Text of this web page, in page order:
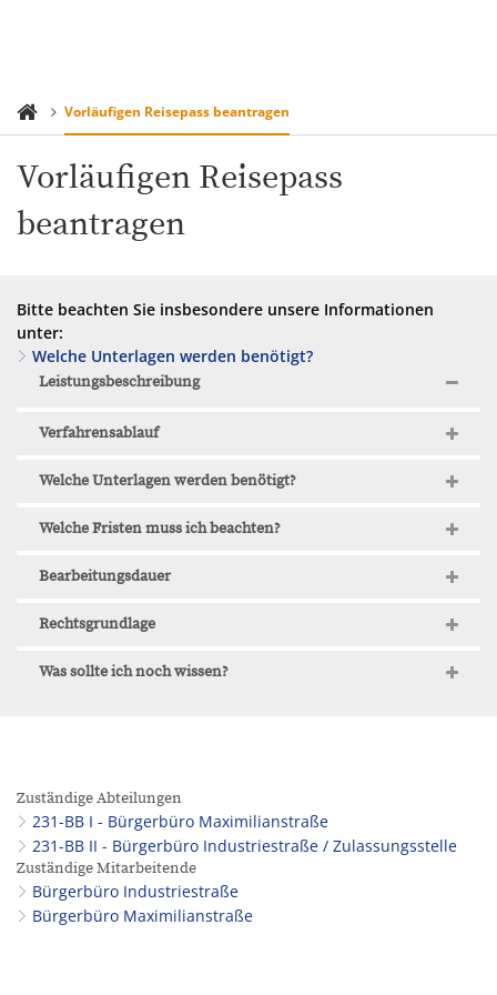
Vorläufigen Reisepass beantragen
Vorläufigen Reisepass
beantragen
Bitte beachten Sie insbesondere unsere Informationen
unter:
Welche Unterlagen werden benötigt?
Leistungsbeschreibung
Verfahrensablauf
Welche Unterlagen werden benötigt?
Welche Fristen muss ich beachten?
Bearbeitungsdauer
Rechtsgrundlage
Was sollte ich noch wissen?
Zuständige Abteilungen
231-BB I - Bürgerbüro Maximilianstraße
231-BB II - Bürgerbüro Industriestraße / Zulassungsstelle
Zuständige Mitarbeitende
Bürgerbüro Industriestraße
Bürgerbüro Maximilianstraße